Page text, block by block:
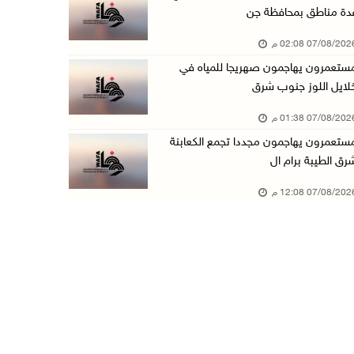
أسعار النفط تواصل الصعود وسط مخاوف بشأن مستقب ...
الذهب يتجه لأفضل أداء أسبوعي منذ كانون الثاني
قوات الاحتلال تنصب حاجزا عسكريا شرق بيت لحم
07/آب/2026 09:06 ص
مستعمرون بحماية قوات الاحتلال يقتحمون برك سلي ...
مناطق بمحافظة جن
08/2026 02:08 م
يهاجمون صهريجا للمياه في
اللوز جنوب شرق
08/2026 01:38 م
يهاجمون مجددا تجمع الكعابنة
الطيبة برام ال
08/2026 12:08 م